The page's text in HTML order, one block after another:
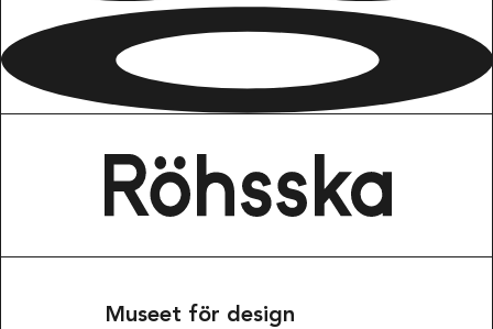
Museet för design